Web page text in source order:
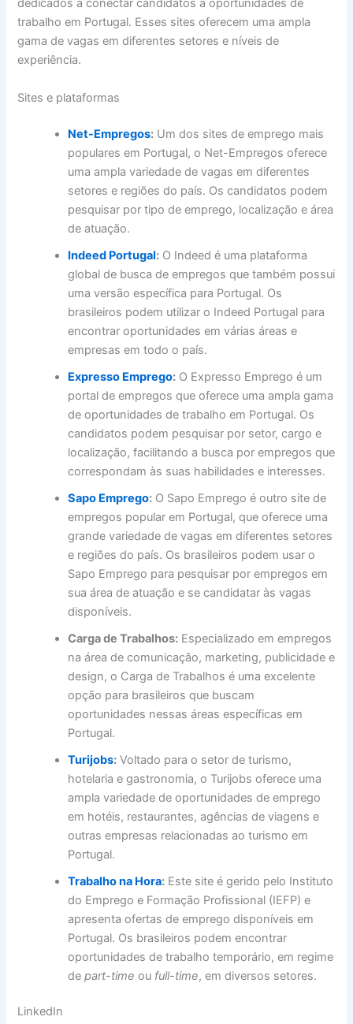
dedicados a conectar candidatos a oportunidades de
trabalho em Portugal. Esses sites oferecem uma ampla
gama de vagas em diferentes setores e níveis de
experiência.
Sites e plataformas
Net-Empregos: Um dos sites de emprego mais
populares em Portugal, o Net-Empregos oferece
uma ampla variedade de vagas em diferentes
setores e regiões do país. Os candidatos podem
pesquisar por tipo de emprego, localização e área
de atuação.
Indeed Portugal: O Indeed é uma plataforma
global de busca de empregos que também possui
uma versão específica para Portugal. Os
brasileiros podem utilizar o Indeed Portugal para
encontrar oportunidades em várias áreas e
empresas em todo o país.
Expresso Emprego: O Expresso Emprego é um
portal de empregos que oferece uma ampla gama
de oportunidades de trabalho em Portugal. Os
candidatos podem pesquisar por setor, cargo e
localização, facilitando a busca por empregos que
correspondam às suas habilidades e interesses.
Sapo Emprego: O Sapo Emprego é outro site de
empregos popular em Portugal, que oferece uma
grande variedade de vagas em diferentes setores
e regiões do país. Os brasileiros podem usar o
Sapo Emprego para pesquisar por empregos em
sua área de atuação e se candidatar às vagas
disponíveis.
Carga de Trabalhos: Especializado em empregos
na área de comunicação, marketing, publicidade e
design, o Carga de Trabalhos é uma excelente
opção para brasileiros que buscam
oportunidades nessas áreas específicas em
Portugal.
Turijobs: Voltado para o setor de turismo,
hotelaria e gastronomia, o Turijobs oferece uma
ampla variedade de oportunidades de emprego
em hotéis, restaurantes, agências de viagens e
outras empresas relacionadas ao turismo em
Portugal.
Trabalho na Hora: Este site é gerido pelo Instituto
do Emprego e Formação Profissional (IEFP) e
apresenta ofertas de emprego disponíveis em
Portugal. Os brasileiros podem encontrar
oportunidades de trabalho temporário, em regime
depart-time ou full-time, em diversos setores.
LinkedIn